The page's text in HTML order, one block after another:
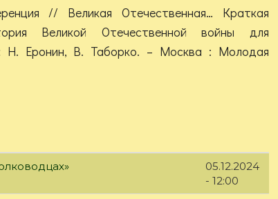
// Великая Отечественная… Краткая
Великой Отечественной войны для
Н. Еронин, В. Таборко. – Москва : Молодая
05.12.2024
- 12:00